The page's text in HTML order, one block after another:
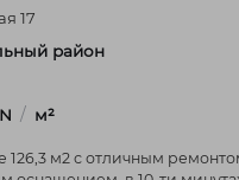
17
район
/ м²
м2 с отличным